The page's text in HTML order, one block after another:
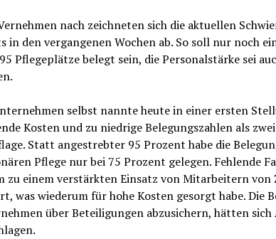
nach zeichneten sich die aktuellen
in den vergangenen Wochen ab. So soll nur noch
Pflegeplätze belegt sein, die Personalstärke sei
selbst nannte heute in einer ersten
Kosten und zu niedrige Belegungszahlen als
Statt angestrebter 95 Prozent habe die
Pflege nur bei 75 Prozent gelegen. Fehlende
zu einem verstärkten Einsatz von Mitarbeitern
was wiederum für hohe Kosten gesorgt habe. Die
über Beteiligungen abzusichern, hätten sich